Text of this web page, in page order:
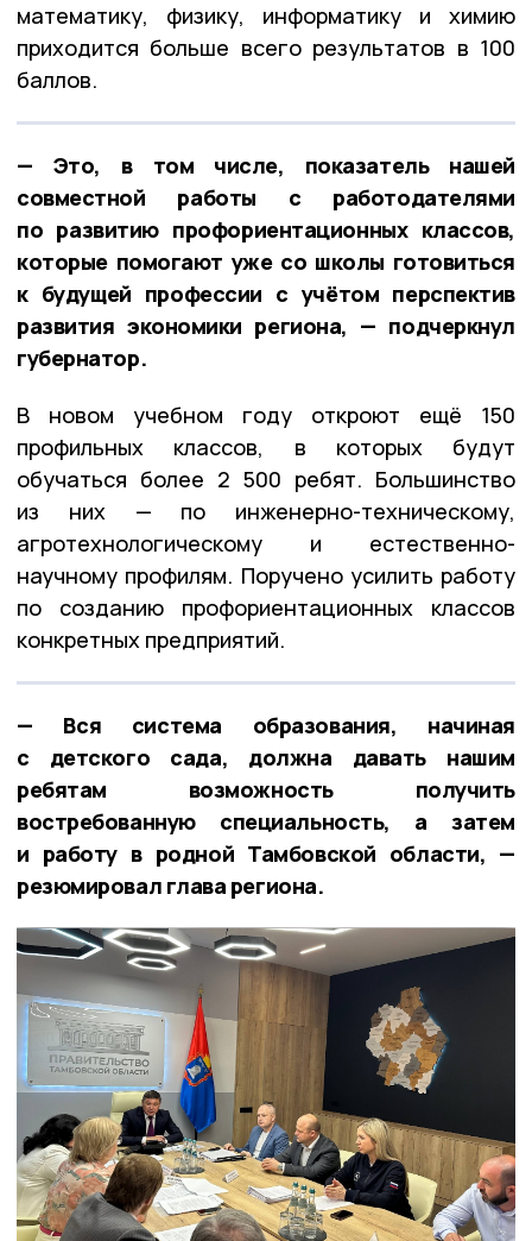
математику, физику, информатику и химию
приходится больше всего результатов в 100
баллов.
— Это, в том числе, показатель нашей
совместной работы с работодателями
по развитию профориентационных классов,
которые помогают уже со школы готовиться
к будущей профессии с учётом перспектив
развития экономики региона, — подчеркнул
губернатор.
В новом учебном году откроют ещё 150
профильных классов, в которых будут
обучаться более 2 500 ребят. Большинство
из них — по инженерно-техническому,
агротехнологическому и естественно-
научному профилям. Поручено усилить работу
по созданию профориентационных классов
конкретных предприятий.
— Вся система образования, начиная
с детского сада, должна давать нашим
ребятам возможность получить
востребованную специальность, а затем
и работу в родной Тамбовской области, —
резюмировал глава региона.